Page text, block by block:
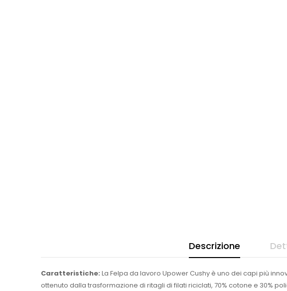
Descrizione
Caratteristiche: La Felpa da lavoro Upower Cushy è uno dei capi più
ottenuto dalla trasformazione di ritagli di filati riciclati, 70% cotone e 30%